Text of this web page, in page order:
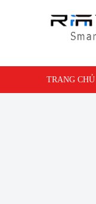
TRANG CHỦ